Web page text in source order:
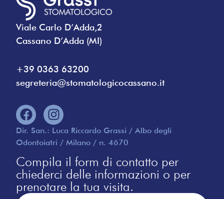
Viale Carlo D’Adda,2
Cassano D’Adda (MI)
+39 0363 63200
segreteria@stomatologicocassano.it
Dir. San.: Luca Riccardo Grassi / Albo degli
Odontoiatri / Milano / n. 4670
Compila il form di contatto per
chiederci delle informazioni o per
prenotare la tua visita.